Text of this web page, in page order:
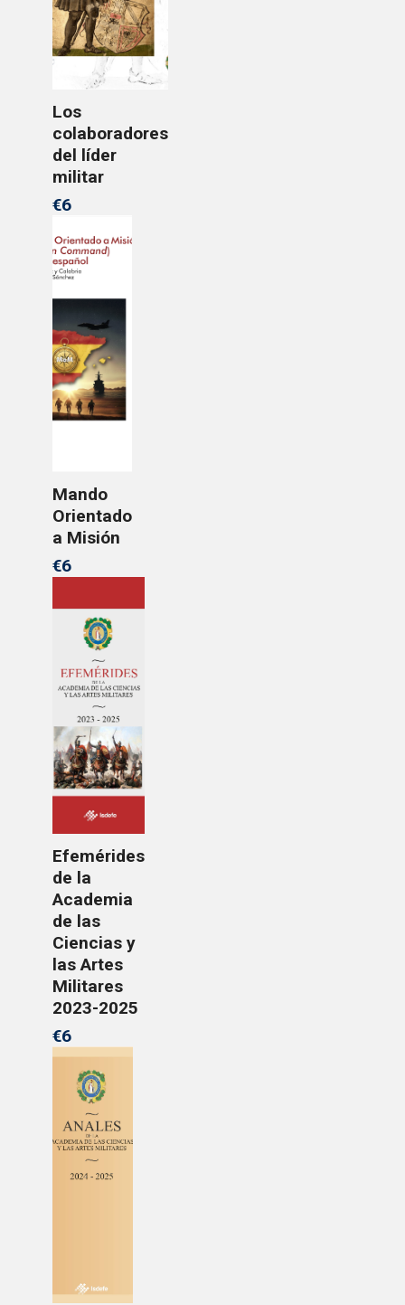
Los
colaboradores
del líder
militar
€6
Mando
Orientado
a Misión
€6
Efemérides
de la
Academia
de las
Ciencias y
las Artes
Militares
2023-2025
€6